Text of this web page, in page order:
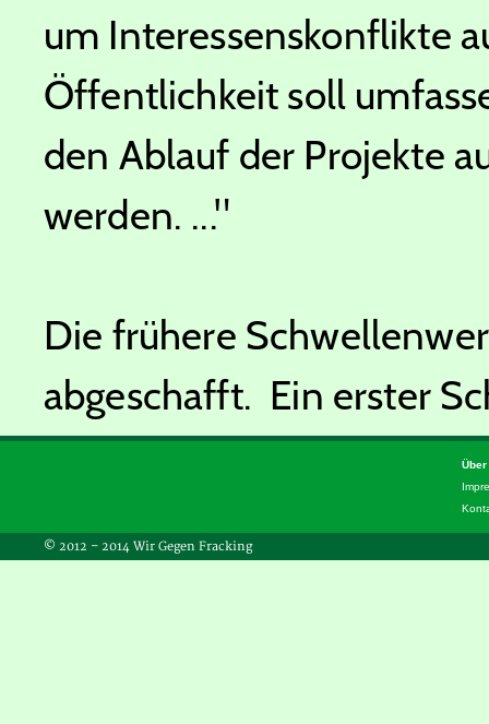
um Interessenskonflikte
Öffentlichkeit soll
den Ablauf der Projekte
werden. ..."
Die frühere
abgeschafft. Ein erster
Über
© 2012 – 2014 Wir Gegen Fracking